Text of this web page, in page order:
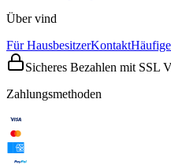
Über vind
Für HausbesitzerKontakt
Sicheres Bezahlen mit SSL
Zahlungsmethoden